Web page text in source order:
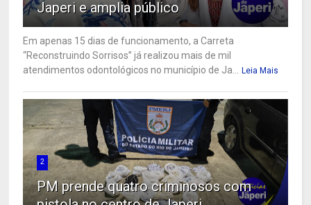
Japeri e amplia público
Em apenas 15 dias de funcionamento, a Carreta
“Reconstruindo Sorrisos” já realizou mais de mil
atendimentos odontológicos no município de Ja...
Leia Mais
2
PM prende quatro criminosos com